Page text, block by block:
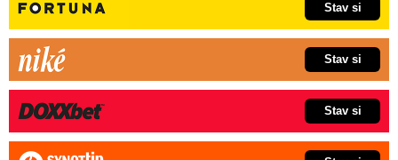
Stav si
Stav si
Stav si